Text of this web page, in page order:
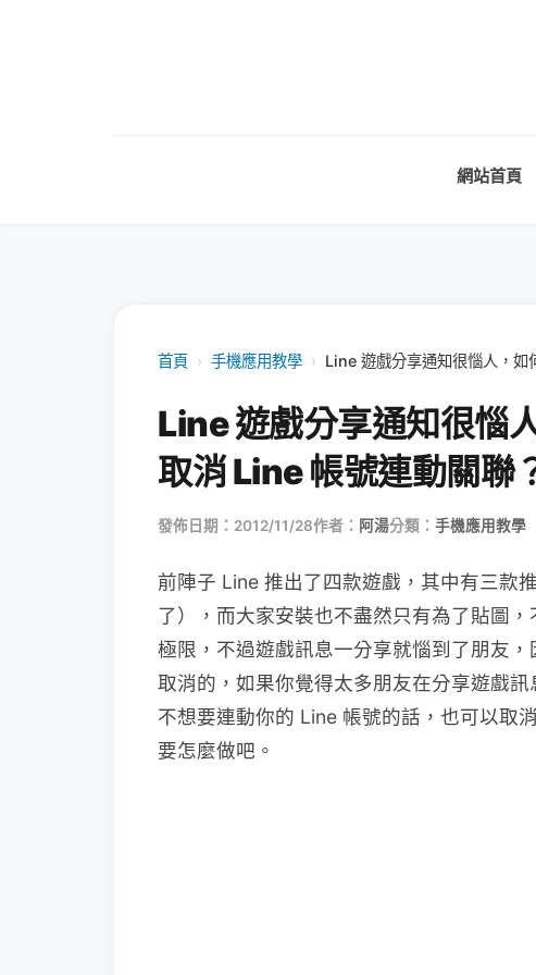
網站首頁
首頁 › 手機應用教學 › Line 遊戲分享通知很惱人，如
Line 遊戲分享通知很惱
取消 Line 帳號連動關聯
發佈日期：2012/11/28作者： 阿湯分類： 手機應用教學
前陣子 Line 推出了四款遊戲，其中有三款
了），而大家安裝也不盡然只有為了貼圖
極限，不過遊戲訊息一分享就惱到了朋友
取消的，如果你覺得太多朋友在分享遊戲
不想要連動你的 Line 帳號的話，也可以取
要怎麼做吧。